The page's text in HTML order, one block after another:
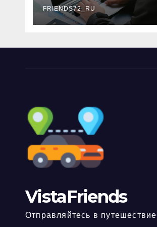
FRIENDS72_RU
VistaFriends
Отправляйтесь в